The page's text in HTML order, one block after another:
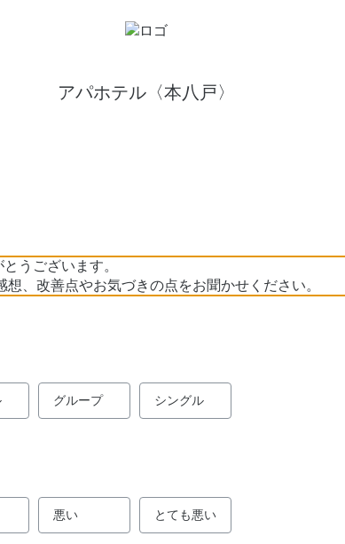
アパホテル〈本八戸〉
うございます。
、改善点やお気づきの点をお聞かせください。
グループ シングル
悪い とても悪い